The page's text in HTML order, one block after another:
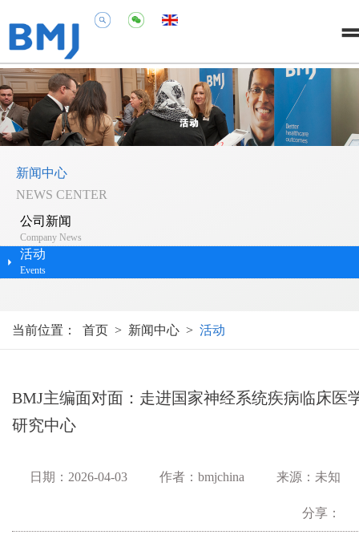
新闻中心
NEWS CENTER
公司新闻
Company News
活动
Events
当前位置： 首页 > 新闻中心 > 活动
BMJ主编面对面：走进国家神经系统疾病临床医
研究中心
来源：未知
作者：bmjchina
日期：2026-04-03
分享：